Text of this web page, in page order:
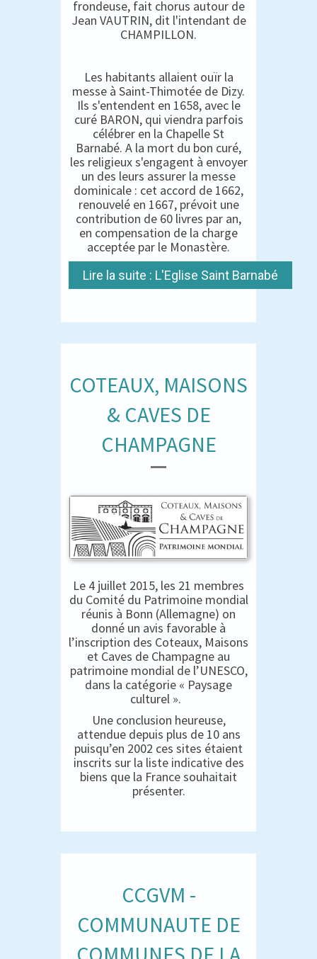
frondeuse, fait chorus autour de
Jean VAUTRIN, dit l'intendant de
CHAMPILLON.
Les habitants allaient ouïr la
messe à Saint-Thimotée de Dizy.
Ils s'entendent en 1658, avec le
curé BARON, qui viendra parfois
célébrer en la Chapelle St
Barnabé. A la mort du bon curé,
les religieux s'engagent à envoyer
un des leurs assurer la messe
dominicale : cet accord de 1662,
renouvelé en 1667, prévoit une
contribution de 60 livres par an,
en compensation de la charge
acceptée par le Monastère.
Lire la suite : L'Eglise Saint Barnabé
COTEAUX, MAISONS
& CAVES DE
CHAMPAGNE
Le 4 juillet 2015, les 21 membres
du Comité du Patrimoine mondial
réunis à Bonn (Allemagne) on
donné un avis favorable à
l’inscription des Coteaux, Maisons
et Caves de Champagne au
patrimoine mondial de l’UNESCO,
dans la catégorie « Paysage
culturel ».
Une conclusion heureuse,
attendue depuis plus de 10 ans
puisqu’en 2002 ces sites étaient
inscrits sur la liste indicative des
biens que la France souhaitait
présenter.
CCGVM -
COMMUNAUTE DE